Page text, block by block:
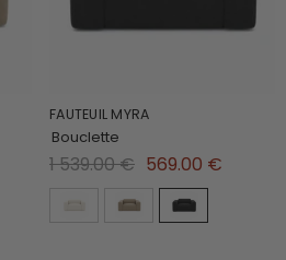
FAUTEUIL MYRA
Bouclette
1 539.00 € 569.00 €